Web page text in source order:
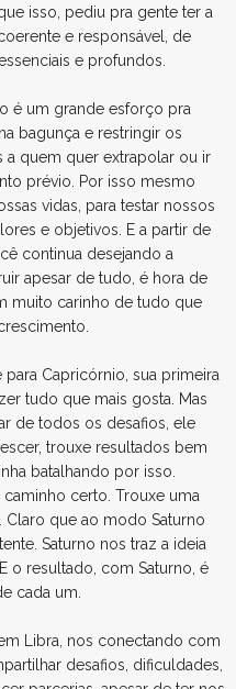
isso, pediu pra gente ter a
e responsável, de
e profundos.
é um grande esforço pra
bagunça e restringir os
quem quer extrapolar ou ir
prévio. Por isso mesmo
vidas, para testar nossos
e objetivos. E a partir de
continua desejando a
apesar de tudo, é hora de
muito carinho de tudo que
para Capricórnio, sua primeira
tudo que mais gosta. Mas
de todos os desafios, ele
trouxe resultados bem
batalhando por isso.
certo. Trouxe uma
que ao modo Saturno
Saturno nos traz a ideia
o resultado, com Saturno, é
cada um.
Libra, nos conectando com
desafios, dificuldades,